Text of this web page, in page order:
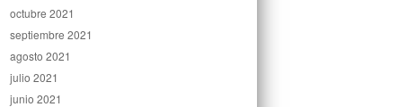
octubre 2021
septiembre 2021
agosto 2021
julio 2021
junio 2021